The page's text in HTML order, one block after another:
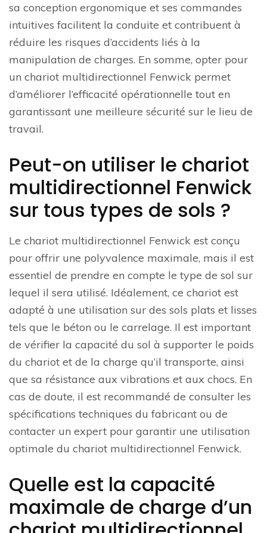
sa conception ergonomique et ses commandes
intuitives facilitent la conduite et contribuent à
réduire les risques d’accidents liés à la
manipulation de charges. En somme, opter pour
un chariot multidirectionnel Fenwick permet
d’améliorer l’efficacité opérationnelle tout en
garantissant une meilleure sécurité sur le lieu de
travail.
Peut-on utiliser le chariot
multidirectionnel Fenwick
sur tous types de sols ?
Le chariot multidirectionnel Fenwick est conçu
pour offrir une polyvalence maximale, mais il est
essentiel de prendre en compte le type de sol sur
lequel il sera utilisé. Idéalement, ce chariot est
adapté à une utilisation sur des sols plats et lisses
tels que le béton ou le carrelage. Il est important
de vérifier la capacité du sol à supporter le poids
du chariot et de la charge qu’il transporte, ainsi
que sa résistance aux vibrations et aux chocs. En
cas de doute, il est recommandé de consulter les
spécifications techniques du fabricant ou de
contacter un expert pour garantir une utilisation
optimale du chariot multidirectionnel Fenwick.
Quelle est la capacité
maximale de charge d’un